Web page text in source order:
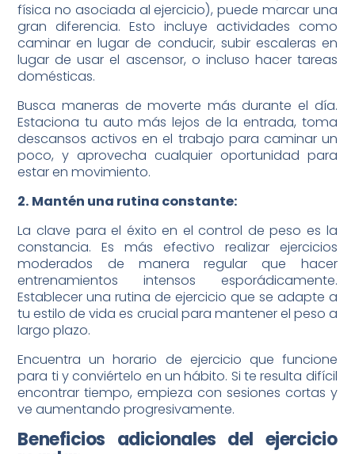
física no asociada al ejercicio), puede marcar una
gran diferencia. Esto incluye actividades como
caminar en lugar de conducir, subir escaleras en
lugar de usar el ascensor, o incluso hacer tareas
domésticas.
Busca maneras de moverte más durante el día.
Estaciona tu auto más lejos de la entrada, toma
descansos activos en el trabajo para caminar un
poco, y aprovecha cualquier oportunidad para
estar en movimiento.
2. Mantén una rutina constante:
La clave para el éxito en el control de peso es la
constancia. Es más efectivo realizar ejercicios
moderados de manera regular que hacer
entrenamientos intensos esporádicamente.
Establecer una rutina de ejercicio que se adapte a
tu estilo de vida es crucial para mantener el peso a
largo plazo.
Encuentra un horario de ejercicio que funcione
para ti y conviértelo en un hábito. Si te resulta difícil
encontrar tiempo, empieza con sesiones cortas y
ve aumentando progresivamente.
Beneficios adicionales del ejercicio